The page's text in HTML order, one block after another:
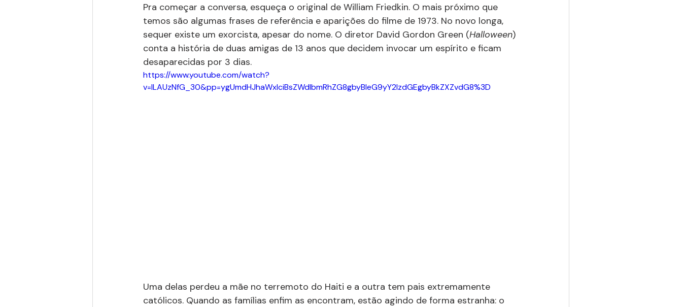
Pra começar a conversa, esqueça o original de William Friedkin. O mais próximo que
temos são algumas frases de referência e aparições do filme de 1973. No novo longa,
sequer existe um exorcista, apesar do nome. O diretor David Gordon Green (Halloween)
conta a história de duas amigas de 13 anos que decidem invocar um espírito e ficam
desaparecidas por 3 dias.
https://www.youtube.com/watch?
v=lLAUzNfG_30&pp=ygUmdHJhaWxlciBsZWdlbmRhZG8gbyBleG9yY2lzdGEgbyBkZXZvdG8%3D
Uma delas perdeu a mãe no terremoto do Haiti e a outra tem pais extremamente
católicos. Quando as famílias enfim as encontram, estão agindo de forma estranha: o